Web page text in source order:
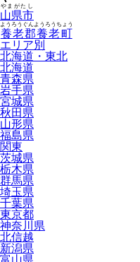
山県市
やまがたし
養老郡養老町
ようろうぐんようろうちょう
エリア別
北海道・東北
北海道
青森県
岩手県
宮城県
秋田県
山形県
福島県
関東
茨城県
栃木県
群馬県
埼玉県
千葉県
東京都
神奈川県
北信越
新潟県